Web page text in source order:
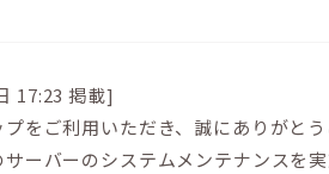
17:23 掲載]
をご利用いただき、誠にありがとう
ーバーのシステムメンテナンスを